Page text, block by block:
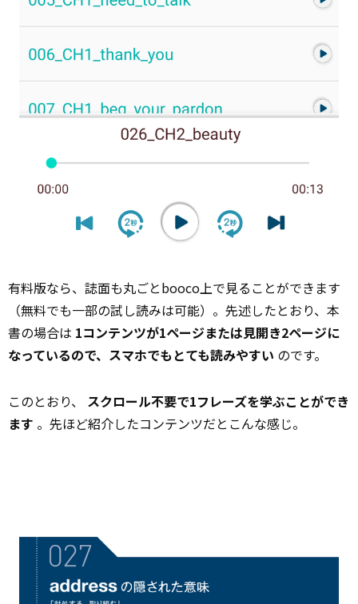
有料版なら、誌面も丸ごとbooco上で見ることができます
（無料でも一部の試し読みは可能）。先述したとおり、本
書の場合は 1コンテンツが1ページまたは見開き2ページに
なっているので、スマホでもとても読みやすい のです。
このとおり、 スクロール不要で1フレーズを学ぶことができ
ます 。先ほど紹介したコンテンツだとこんな感じ。